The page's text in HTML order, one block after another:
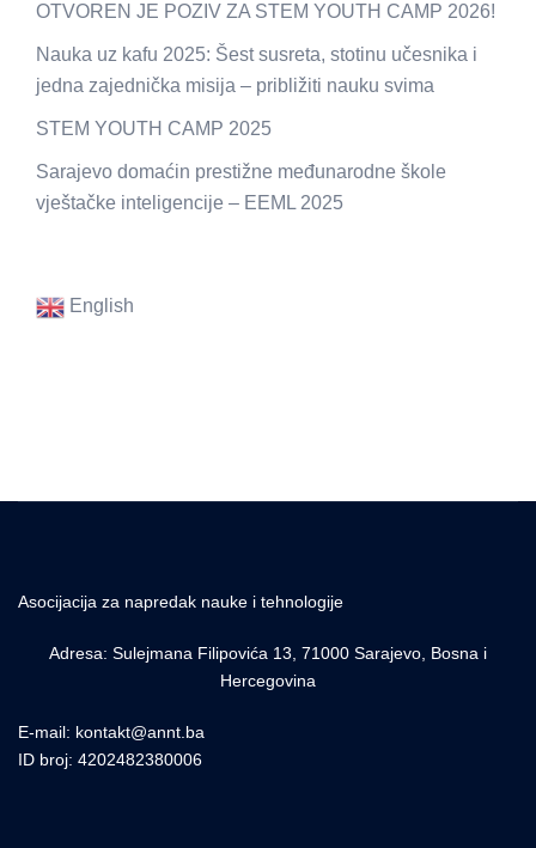
OTVOREN JE POZIV ZA STEM YOUTH CAMP 2026!
Nauka uz kafu 2025: Šest susreta, stotinu učesnika i
jedna zajednička misija – približiti nauku svima
STEM YOUTH CAMP 2025
Sarajevo domaćin prestižne međunarodne škole
vještačke inteligencije – EEML 2025
English
Asocijacija za napredak nauke i tehnologije
Adresa: Sulejmana Filipovića 13, 71000 Sarajevo, Bosna i
Hercegovina
E-mail: kontakt@annt.ba
ID broj: 4202482380006